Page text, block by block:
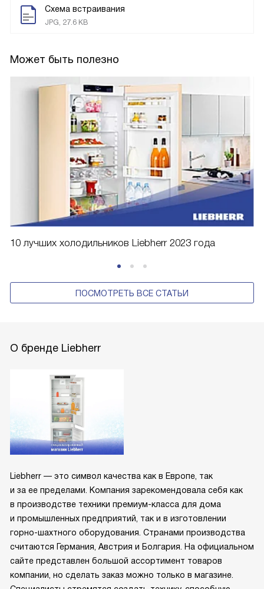
Схема встраивания
JPG, 27.6 KB
Может быть полезно
10 лучших холодильников Liebherr 2023 года
ПОСМОТРЕТЬ ВСЕ СТАТЬИ
О бренде Liebherr
Liebherr — это символ качества как в Европе, так
и за ее пределами. Компания зарекомендовала себя как
в производстве техники премиум-класса для дома
и промышленных предприятий, так и в изготовлении
горно-шахтного оборудования. Странами производства
считаются Германия, Австрия и Болгария. На официальном
сайте представлен большой ассортимент товаров
компании, но сделать заказ можно только в магазине.